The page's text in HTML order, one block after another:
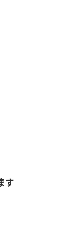
す